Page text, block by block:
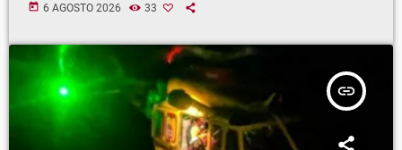
today 6 AGOSTO 2026 33
insert_link